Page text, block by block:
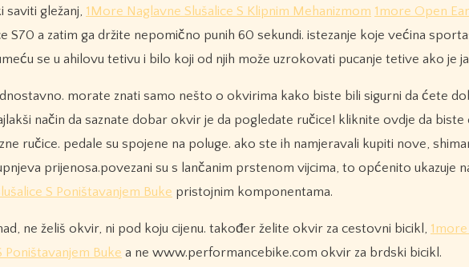
gležanj, 1More Naglavne Slušalice S Klipnim Mehanizmom 1more Open
S70 a zatim ga držite nepomično punih 60 sekundi. istezanje koje većina
se u ahilovu tetivu i bilo koji od njih može uzrokovati pucanje tetive ako je
morate znati samo nešto o okvirima kako biste bili sigurni da ćete
način da saznate dobar okvir je da pogledate ručice! kliknite ovdje da biste
ručice. pedale su spojene na poluge. ako ste ih namjeravali kupiti nove,
prijenosa.povezani su s lančanim prstenom vijcima, to općenito ukazuje
S Poništavanjem Buke pristojnim komponentama.
ne želiš okvir, ni pod koju cijenu. također želite okvir za cestovni bicikl,
Poništavanjem Buke a ne www.performancebike.com okvir za brdski bicikl.